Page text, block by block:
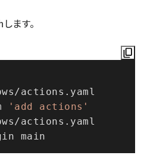
ます。
actions.yaml
'add actions'
actions.yaml
main